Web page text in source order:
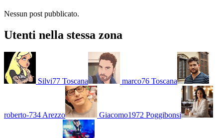
Nessun post pubblicato.
Utenti nella stessa zona
Silvi77 Toscana marco76 Toscana
roberto-734 Arezzo Giacomo1972 Poggibonsi